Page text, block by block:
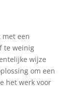
met een
te weinig
wijze
om een
het werk voor